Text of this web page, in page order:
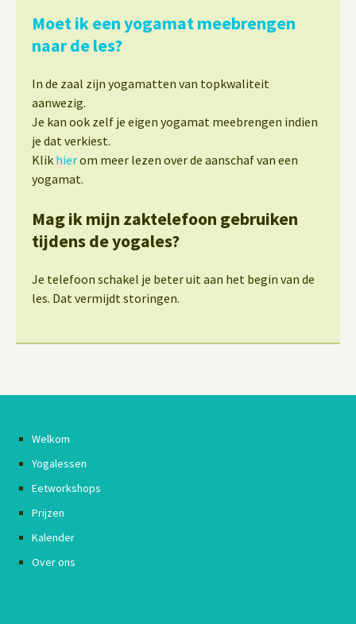
Moet ik een yogamat meebrengen
naar de les?
In de zaal zijn yogamatten van topkwaliteit
aanwezig.
Je kan ook zelf je eigen yogamat meebrengen indien
je dat verkiest.
Klik hierom meer lezen over de aanschaf van een
yogamat.
Mag ik mijn zaktelefoon gebruiken
tijdens de yogales?
Je telefoon schakel je beter uit aan het begin van de
les. Dat vermijdt storingen.
Welkom
Yogalessen
Eetworkshops
Prijzen
Kalender
Over ons